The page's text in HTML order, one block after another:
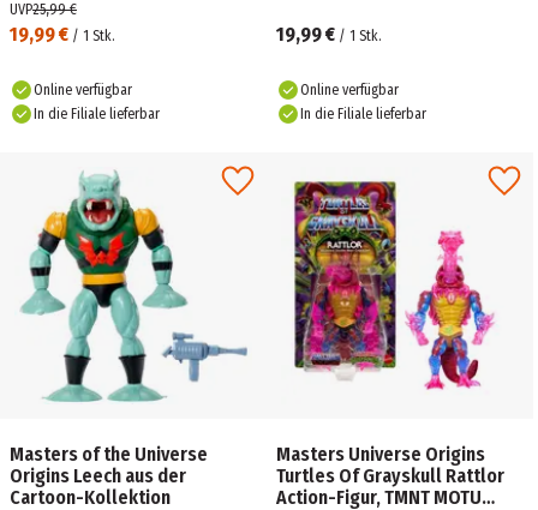
19,99 € / 1 Stk.
UVP25,99 €
Online verfügbar
In die Filiale lieferbar
19,99 € / 1 Stk.
Online verfügbar
In die Filiale lieferbar
Masters of the Universe
Origins Leech aus der
Cartoon-Kollektion
Masters Universe Origins
Turtles Of Grayskull Rattlor
Action-Figur, TMNT MOTU